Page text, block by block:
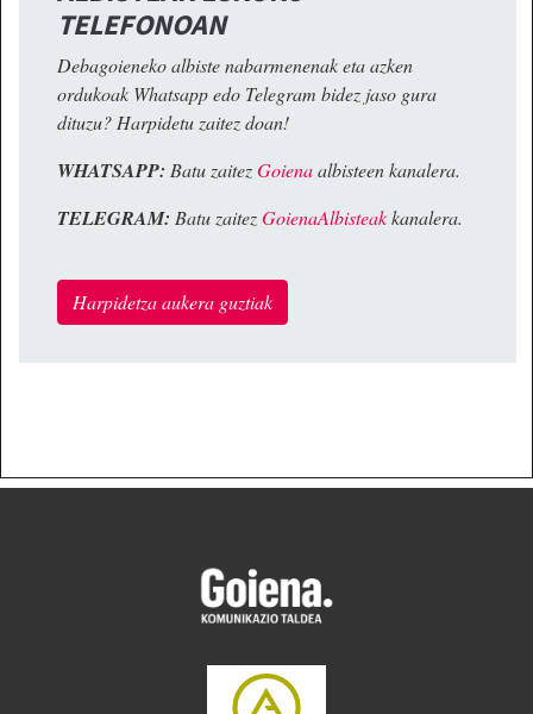
TELEFONOAN
Debagoieneko albiste nabarmenenak eta azken
ordukoak Whatsapp edo Telegram bidez jaso gura
dituzu? Harpidetu zaitez doan!
WHATSAPP: Batu zaitezGoienaalbisteen kanalera.
TELEGRAM: Batu zaitezGoienaAlbisteakkanalera.
Harpidetza aukera guztiak